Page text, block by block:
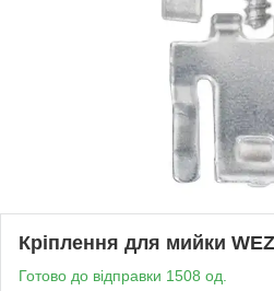
Кріплення для мийки
Готово до відправки 1508 од.